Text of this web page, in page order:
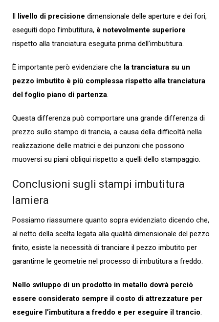
Il livello di precisione dimensionale delle aperture e dei fori,
eseguiti dopo l’imbutitura, è notevolmente superiore
rispetto alla tranciatura eseguita prima dell’imbutitura.
È importante però evidenziare che la tranciatura su un
pezzo imbutito è più complessa rispetto alla tranciatura
del foglio piano di partenza
Questa differenza può comportare una grande differenza di
prezzo sullo stampo di trancia, a causa della difficoltà nella
realizzazione delle matrici e dei punzoni che possono
muoversi su piani obliqui rispetto a quelli dello stampaggio.
Conclusioni sugli stampi imbutitura
lamiera
Possiamo riassumere quanto sopra evidenziato dicendo che,
al netto della scelta legata alla qualità dimensionale del pezzo
finito, esiste la necessità di tranciare il pezzo imbutito per
garantirne le geometrie nel processo di imbutitura a freddo.
Nello sviluppo di un prodotto in metallo dovrà perciò
essere considerato sempre il costo di attrezzature per
eseguire l’imbutitura a freddo e per eseguire il trancio